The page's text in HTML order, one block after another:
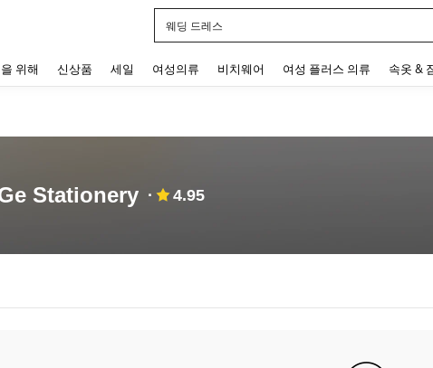
웨딩 드레스
위해 신상품 세일 여성의류 비치웨어 여성 플러스 의류 속옷 &
Stationery 4.95